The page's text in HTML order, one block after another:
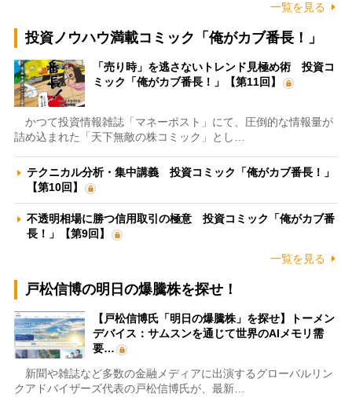
一覧を見る
投資ノウハウ満載コミック「俺がカブ番長！」
「売り時」を逃さないトレンド見極め術 投資コ
ミック「俺がカブ番長！」【第11回】
かつて投資情報雑誌「マネーポスト」にて、圧倒的な情報量が
詰め込まれた「天下無敵の株コミック」とし…
テクニカル分析・集中講義 投資コミック「俺がカブ番長！」
【第10回】
不透明相場に勝つ信用取引の極意 投資コミック「俺がカブ番
長！」【第9回】
一覧を見る
戸松信博の明日の爆騰株を探せ！
【戸松信博氏「明日の爆騰株」を探せ】トーメン
デバイス：サムスンを通じて世界のAIメモリ需
要…
新聞や雑誌など多数の金融メディアに出演するグローバルリン
クアドバイザーズ代表の戸松信博氏が、最新…